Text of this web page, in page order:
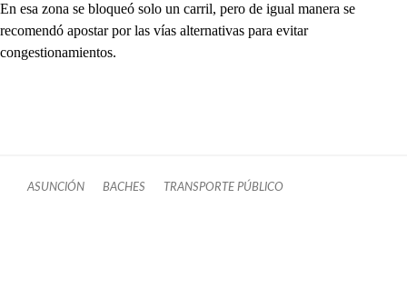
En esa zona se bloqueó solo un carril, pero de igual manera se
recomendó apostar por las vías alternativas para evitar
congestionamientos.
ASUNCIÓN BACHES TRANSPORTE PÚBLICO